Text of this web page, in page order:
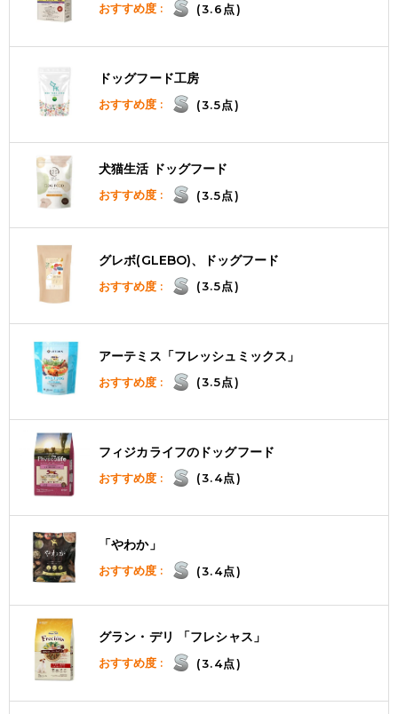
おすすめ度 : (3.6点)
ドッグフード工房
おすすめ度 : (3.5点)
犬猫生活 ドッグフード
おすすめ度 : (3.5点)
グレボ(GLEBO)、ドッグフード
おすすめ度 : (3.5点)
アーテミス「フレッシュミックス」
おすすめ度 : (3.5点)
フィジカライフのドッグフード
おすすめ度 : (3.4点)
「やわか」
おすすめ度 : (3.4点)
グラン・デリ 「フレシャス」
おすすめ度 : (3.4点)